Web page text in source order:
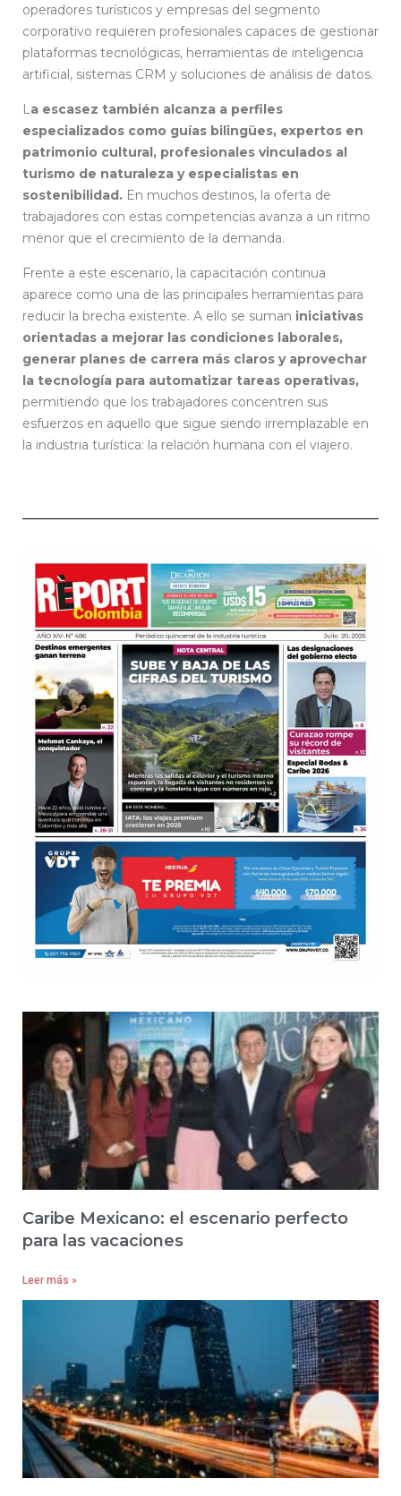
operadores turísticos y empresas del segmento
corporativo requieren profesionales capaces de gestionar
plataformas tecnológicas, herramientas de inteligencia
artificial, sistemas CRM y soluciones de análisis de datos.
La escasez también alcanza a perfiles
especializados como guías bilingües, expertos en
patrimonio cultural, profesionales vinculados al
turismo de naturaleza y especialistas en
sostenibilidad. En muchos destinos, la oferta de
trabajadores con estas competencias avanza a un ritmo
menor que el crecimiento de la demanda.
Frente a este escenario, la capacitación continua
aparece como una de las principales herramientas para
reducir la brecha existente. A ello se suman iniciativas
orientadas a mejorar las condiciones laborales,
generar planes de carrera más claros y aprovechar
la tecnología para automatizar tareas operativas,
permitiendo que los trabajadores concentren sus
esfuerzos en aquello que sigue siendo irremplazable en
la industria turística: la relación humana con el viajero.
Caribe Mexicano: el escenario perfecto
para las vacaciones
Leer más »